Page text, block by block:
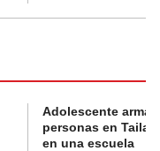
Adolescente
personas en
en una escuela